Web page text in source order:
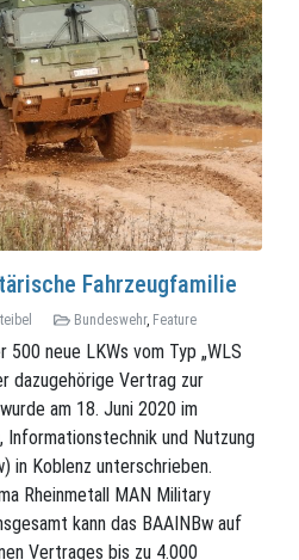
Fahrzeugfamilie
Bundeswehr, Feature
500 neue LKWs vom Typ „WLS
dazugehörige Vertrag zur
am 18. Juni 2020 im
Informationstechnik und Nutzung
in Koblenz unterschrieben.
Rheinmetall MAN Military
kann das BAAINBw auf
Vertrages bis zu 4.000